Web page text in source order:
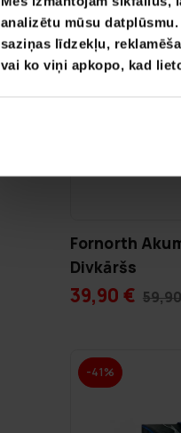
analizētu mūsu
saziņas līdzekļu,
vai ko viņi apkopo, kad
Fornorth
Divkāršs
39,90 €
-41%